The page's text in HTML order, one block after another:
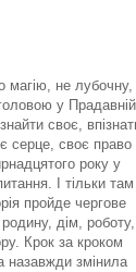
не лубочну,
у Прадавній
своє,
серце, своє право
року у
І тільки там
пройде чергове
дім, роботу,
Крок за кроком
назавжди змінила